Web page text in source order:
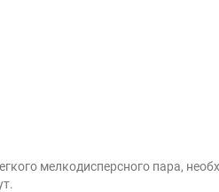
мелкодисперсного пара,